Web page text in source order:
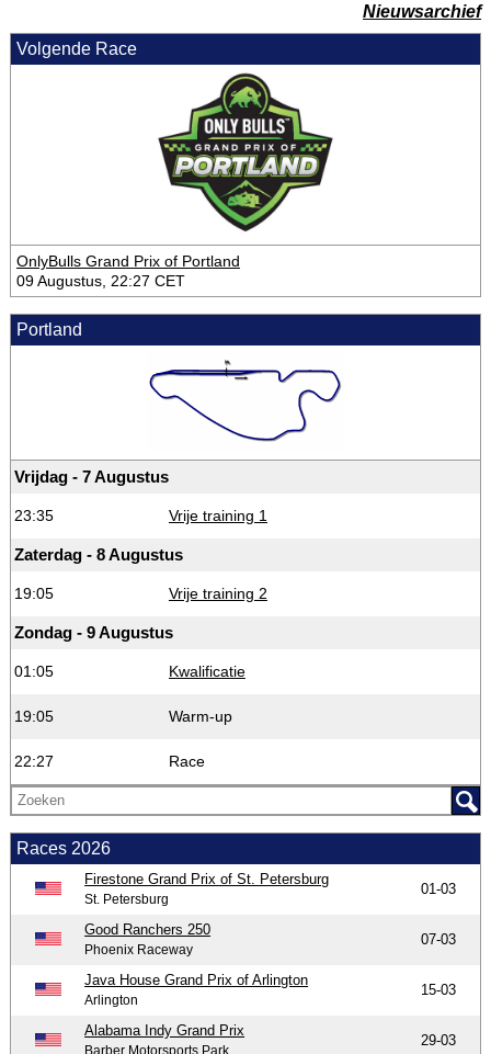
Nieuwsarchief
Volgende Race
OnlyBulls Grand Prix of Portland
09 Augustus, 22:27 CET
Portland
Vrijdag - 7 Augustus
23:35 Vrije training 1
Zaterdag - 8 Augustus
19:05 Vrije training 2
Zondag - 9 Augustus
01:05 Kwalificatie
19:05 Warm-up
22:27 Race
Races 2026
Firestone Grand Prix of St. Petersburg
St. Petersburg
01-03
Good Ranchers 250
Phoenix Raceway
07-03
Java House Grand Prix of Arlington
Arlington
15-03
Alabama Indy Grand Prix
Barber Motorsports Park
29-03